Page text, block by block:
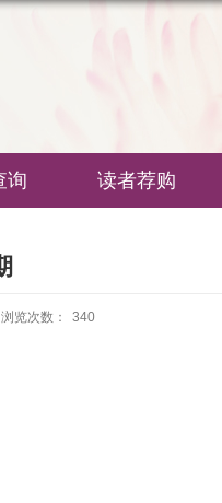
询 读者荐购
浏览次数： 340